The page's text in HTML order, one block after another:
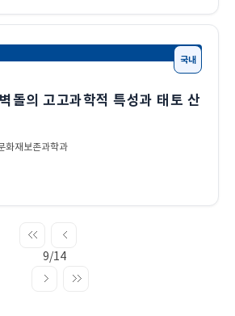
돌의 고고과학적 특성과 태토 산
화재보존과학과
국내
9/14